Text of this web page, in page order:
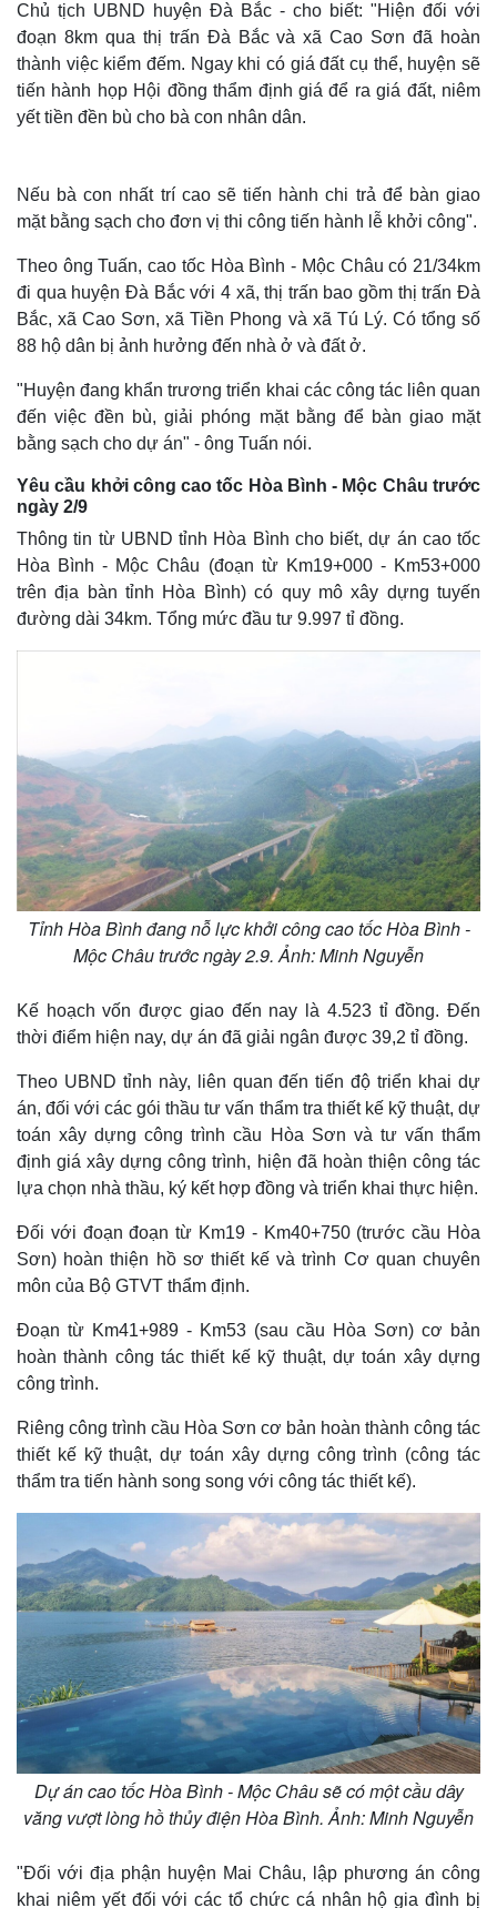
Thế giới
Cuộc sống đó đây
Hồ sơ
Multimedia
Ảnh
E-Magazine
Infographic
Kinh tế
Khởi nghiệp
Thị trường
Tiêu dùng
Tỷ giá
Chủ tịch UBND huyện Đà Bắc - cho biết: "Hiện đối với
đoạn 8km qua thị trấn Đà Bắc và xã Cao Sơn đã hoàn
thành việc kiểm đếm. Ngay khi có giá đất cụ thể, huyện sẽ
tiến hành họp Hội đồng thẩm định giá để ra giá đất, niêm
yết tiền đền bù cho bà con nhân dân.
Nếu bà con nhất trí cao sẽ tiến hành chi trả để bàn giao
mặt bằng sạch cho đơn vị thi công tiến hành lễ khởi công".
Theo ông Tuấn, cao tốc Hòa Bình - Mộc Châu có 21/34km
đi qua huyện Đà Bắc với 4 xã, thị trấn bao gồm thị trấn Đà
Bắc, xã Cao Sơn, xã Tiền Phong và xã Tú Lý. Có tổng số
88 hộ dân bị ảnh hưởng đến nhà ở và đất ở.
"Huyện đang khẩn trương triển khai các công tác liên quan
đến việc đền bù, giải phóng mặt bằng để bàn giao mặt
bằng sạch cho dự án" - ông Tuấn nói.
Yêu cầu khởi công cao tốc Hòa Bình - Mộc Châu trước
ngày 2/9
Thông tin từ UBND tỉnh Hòa Bình cho biết, dự án cao tốc
Hòa Bình - Mộc Châu (đoạn từ Km19+000 - Km53+000
trên địa bàn tỉnh Hòa Bình) có quy mô xây dựng tuyến
đường dài 34km. Tổng mức đầu tư 9.997 tỉ đồng.
Tỉnh Hòa Bình đang nỗ lực khởi công cao tốc Hòa Bình -
Mộc Châu trước ngày 2.9. Ảnh: Minh Nguyễn
Kế hoạch vốn được giao đến nay là 4.523 tỉ đồng. Đến
thời điểm hiện nay, dự án đã giải ngân được 39,2 tỉ đồng.
Theo UBND tỉnh này, liên quan đến tiến độ triển khai dự
án, đối với các gói thầu tư vấn thẩm tra thiết kế kỹ thuật, dự
toán xây dựng công trình cầu Hòa Sơn và tư vấn thẩm
định giá xây dựng công trình, hiện đã hoàn thiện công tác
lựa chọn nhà thầu, ký kết hợp đồng và triển khai thực hiện.
Đối với đoạn đoạn từ Km19 - Km40+750 (trước cầu Hòa
Sơn) hoàn thiện hồ sơ thiết kế và trình Cơ quan chuyên
môn của Bộ GTVT thẩm định.
Đoạn từ Km41+989 - Km53 (sau cầu Hòa Sơn) cơ bản
hoàn thành công tác thiết kế kỹ thuật, dự toán xây dựng
công trình.
Riêng công trình cầu Hòa Sơn cơ bản hoàn thành công tác
thiết kế kỹ thuật, dự toán xây dựng công trình (công tác
thẩm tra tiến hành song song với công tác thiết kế).
Dự án cao tốc Hòa Bình - Mộc Châu sẽ có một cầu dây
văng vượt lòng hồ thủy điện Hòa Bình. Ảnh: Minh Nguyễn
"Đối với địa phận huyện Mai Châu, lập phương án công
khai niêm yết đối với các tổ chức cá nhân hộ gia đình bị